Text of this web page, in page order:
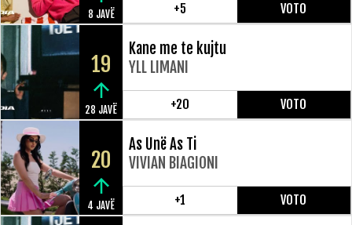
8 JAVË +5 VOTO
19
28 JAVË
Kane me te kujtu
YLL LIMANI
+20 VOTO
20
4 JAVË
As Unë As Ti
VIVIAN BIAGIONI
+1 VOTO